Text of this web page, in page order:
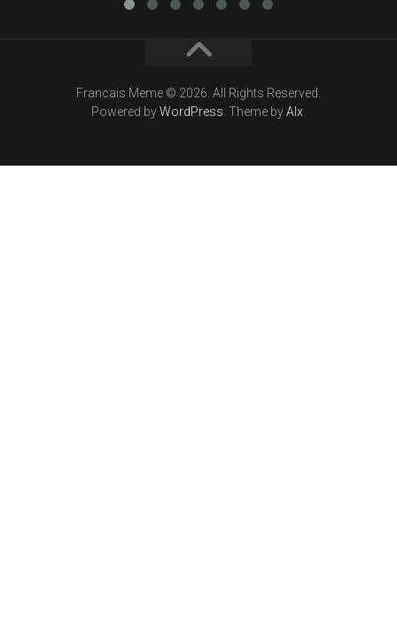
Francais Meme © 2026. All Rights Reserved.
Powered byWordPress . Theme byAlx